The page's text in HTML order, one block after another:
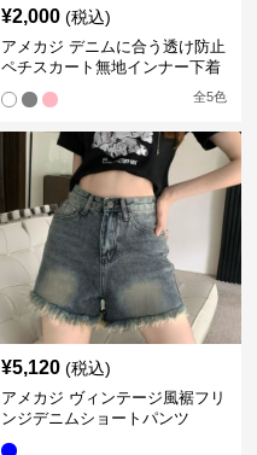
¥2,000 (税込)
アメカジ デニムに合う透け防止
ペチスカート無地インナー下着
全5色
¥5,120 (税込)
アメカジ ヴィンテージ風裾フリ
ンジデニムショートパンツ